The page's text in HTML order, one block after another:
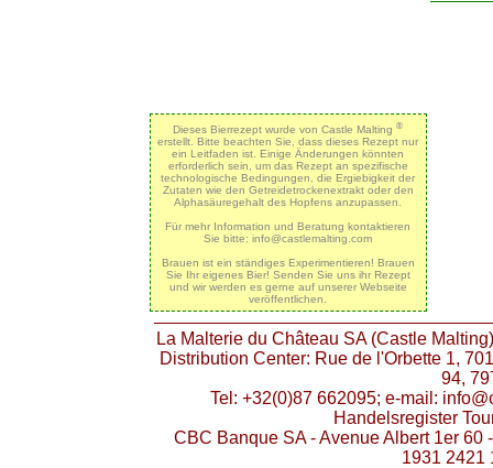
Dieses Bierrezept wurde von Castle Malting ®
erstellt. Bitte beachten Sie, dass dieses Rezept nur
ein Leitfaden ist. Einige Änderungen könnten
erforderlich sein, um das Rezept an spezifische
technologische Bedingungen, die Ergiebigkeit der
Zutaten wie den Getreidetrockenextrakt oder den
Alphasäuregehalt des Hopfens anzupassen.
Für mehr Information und Beratung kontaktieren
Sie bitte: info@castlemalting.com
Brauen ist ein ständiges Experimentieren! Brauen
Sie Ihr eigenes Bier! Senden Sie uns ihr Rezept
und wir werden es gerne auf unserer Webseite
veröffentlichen.
La Malterie du Château SA (Castle
Distribution Center: Rue de l'Orbette 1,
94,
Tel: +32(0)87 662095; e-mail:
Handelsregister
CBC Banque SA - Avenue Albert 1er 60
1931 2421